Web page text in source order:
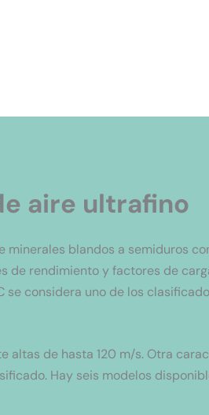
aire ultrafino
blandos a semiduros
de rendimiento y factores de
se considera uno de los
altas de hasta 120 m/s. Otra
Hay seis modelos